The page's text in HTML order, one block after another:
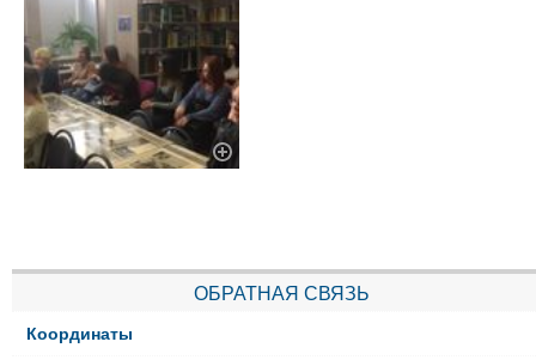
ОБРАТНАЯ СВЯЗЬ
Координаты